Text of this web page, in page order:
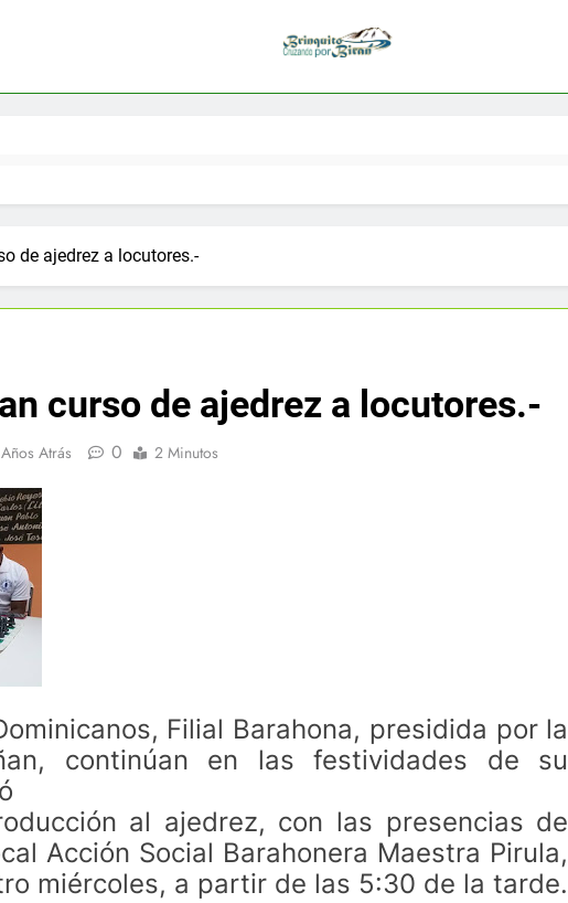
de ajedrez a locutores.-
curso de ajedrez a locutores.-
Atrás 0 2 Minutos
Filial Barahona, presidida por la
continúan en las festividades de su
al ajedrez, con las presencias de
Acción Social Barahonera Maestra Pirula,
miércoles, a partir de las 5:30 de la tarde.